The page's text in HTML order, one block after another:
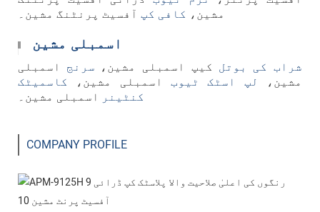
مشین، کافی کپ آفسیٹ پرنٹنگ مشین۔
اسمبلی مشین
شراب کی بوتل کیپ اسمبلی مشین، سرنج اسمبلی
مشین،
لپ اسٹک ٹیوب اسمبلی مشین،
کاسمیٹک
کنٹینر اسمبلی مشین۔
COMPANY PROFILE